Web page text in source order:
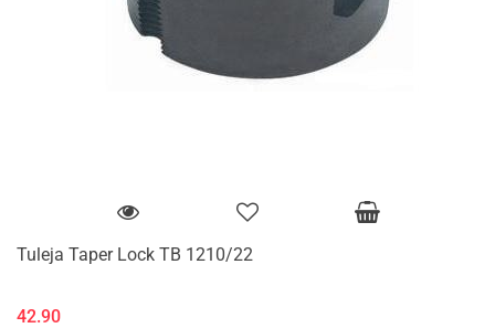
Tuleja Taper Lock TB 1210/22
42.90